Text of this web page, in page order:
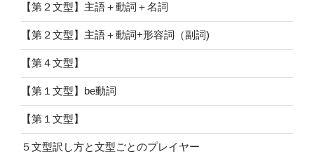
【第２文型】主語＋動詞＋名詞
【第２文型】主語＋動詞+形容詞（副詞)
【第４文型】
【第１文型】be動詞
【第１文型】
５文型訳し方と文型ごとのプレイヤー